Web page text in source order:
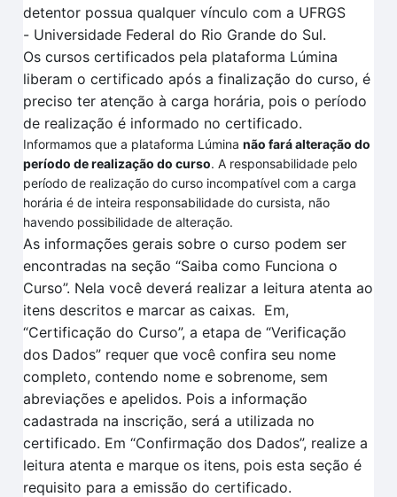
detentor possua qualquer vínculo com a UFRGS
- Universidade Federal do Rio Grande do Sul.
Os cursos certificados pela plataforma Lúmina
liberam o certificado após a finalização do curso, é
preciso ter atenção à carga horária, pois o período
de realização é informado no certificado.
Informamos que a plataforma Lúminanão fará alteração do
período de realização do curso. A responsabilidade pelo
período de realização do curso incompatível com a carga
horária é de inteira responsabilidade do cursista, não
havendo possibilidade de alteração.
As informações gerais sobre o curso podem ser
encontradas na seção “Saiba como Funciona o
Curso”. Nela você deverá realizar a leitura atentaao
itens descritos e marcar as caixas. Em,
“Certificação do Curso”, a etapa de“Verificação
dos Dados” requer que você confira seu nome
completo, contendo nome e sobrenome, sem
abreviações e apelidos. Pois a informação
cadastrada na inscrição, será a utilizada no
certificado. Em“Confirmação dos Dados”, realize a
leitura atenta e marque os itens, pois esta seção é
requisito para a emissão do certificado.